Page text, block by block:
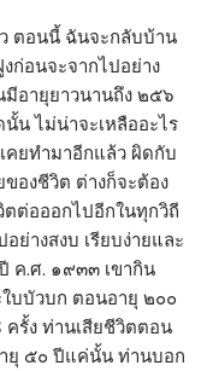
ตอนนี้ ฉันจะกลับบ้าน
ก่อนจะจากไปอย่าง
อายุยาวนานถึง ๒๕๖
น ไม่น่าจะเหลืออะไร
คยทำมาอีกแล้ว ผิดกับ
ของชีวิต ต่างก็จะต้อง
ต่อออกไปอีกในทุกวิถี
ย่างสงบ เรียบง่ายและ
ค.ศ. ๑๙๓๓ เขากิน
บบัวบก ตอนอายุ ๒๐๐
รั้ง ท่านเสียชีวิตตอน
ยุ ๕๐ ปีแค่นั้น ท่านบอก